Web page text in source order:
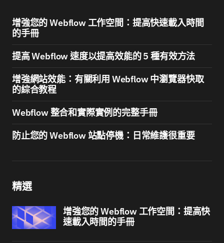
增強您的 Webflow 工作空間：提高快速載入時間
的手冊
提高 Webflow 速度以提高效能的 5 種有效方法
增強網站效能：有關利用 Webflow 中瀏覽器快取
的綜合教程
Webflow 整合和實際實例的完整手冊
防止您的 Webflow 站點停機：日常維護很重要
精選
增強您的 Webflow 工作空間：提高快
速載入時間的手冊